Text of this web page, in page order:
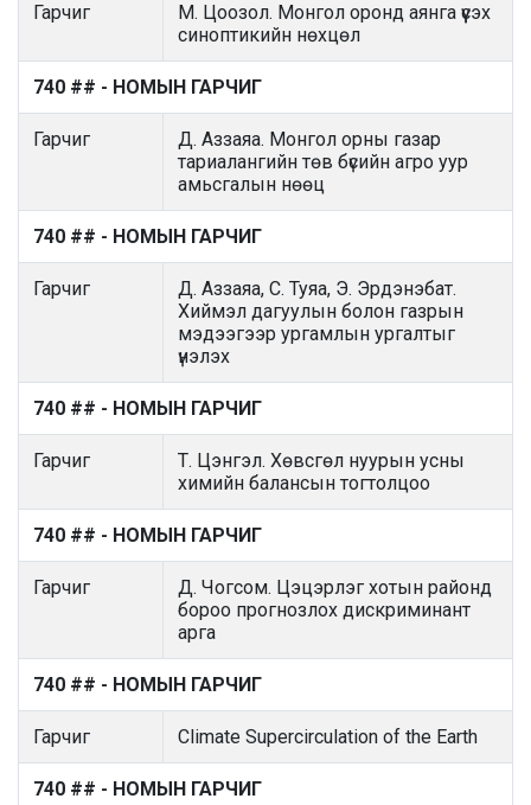
Гарчиг
М. Цоозол. Монгол оронд аянга үүсэх
синоптикийн нөхцөл
740 ## - НОМЫН ГАРЧИГ
Гарчиг
Д. Аззаяа. Монгол орны газар
тариалангийн төв бүсийн агро уур
амьсгалын нөөц
740 ## - НОМЫН ГАРЧИГ
Гарчиг
Д. Аззаяа, С. Туяа, Э. Эрдэнэбат.
Хиймэл дагуулын болон газрын
мэдээгээр ургамлын ургалтыг
үнэлэх
740 ## - НОМЫН ГАРЧИГ
Гарчиг
Т. Цэнгэл. Хөвсгөл нуурын усны
химийн балансын тогтолцоо
740 ## - НОМЫН ГАРЧИГ
Гарчиг
Д. Чогсом. Цэцэрлэг хотын районд
бороо прогнозлох дискриминант
арга
740 ## - НОМЫН ГАРЧИГ
Гарчиг Climate Supercirculation of the Earth
740 ## - НОМЫН ГАРЧИГ